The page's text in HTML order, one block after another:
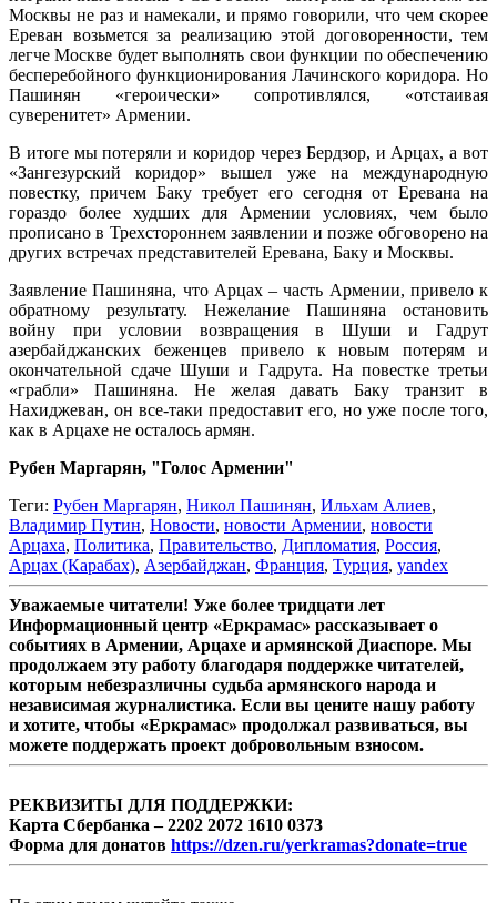
Москвы не раз и намекали, и прямо говорили, что чем скорее
Ереван возьмется за реализацию этой договоренности, тем
легче Москве будет выполнять свои функции по обеспечению
бесперебойного функционирования Лачинского коридора. Но
Пашинян «героически» сопротивлялся, «отстаивая
суверенитет» Армении.
В итоге мы потеряли и коридор через Бердзор, и Арцах, а вот
«Зангезурский коридор» вышел уже на международную
повестку, причем Баку требует его сегодня от Еревана на
гораздо более худших для Армении условиях, чем было
прописано в Трехстороннем заявлении и позже обговорено на
других встречах представителей Еревана, Баку и Москвы.
Заявление Пашиняна, что Арцах – часть Армении, привело к
обратному результату. Нежелание Пашиняна остановить
войну при условии возвращения в Шуши и Гадрут
азербайджанских беженцев привело к новым потерям и
окончательной сдаче Шуши и Гадрута. На повестке третьи
«грабли» Пашиняна. Не желая давать Баку транзит в
Нахиджеван, он все-таки предоставит его, но уже после того,
как в Арцахе не осталось армян.
Рубен Маргарян, "Голос Армении"
Теги: Рубен Маргарян, Никол Пашинян, Ильхам Алиев,
Владимир Путин, Новости, новости Армении, новости
Арцаха, Политика, Правительство, Дипломатия, Россия,
Арцах (Карабах), Азербайджан, Франция, Турция, yandex
Уважаемые читатели! Уже более тридцати лет
Информационный центр «Еркрамас» рассказывает о
событиях в Армении, Арцахе и армянской Диаспоре. Мы
продолжаем эту работу благодаря поддержке читателей,
которым небезразличны судьба армянского народа и
независимая журналистика. Если вы цените нашу работу
и хотите, чтобы «Еркрамас» продолжал развиваться, вы
можете поддержать проект добровольным взносом.
РЕКВИЗИТЫ ДЛЯ ПОДДЕРЖКИ:
Карта Сбербанка – 2202 2072 1610 0373
Форма для донатов https://dzen.ru/yerkramas?donate=true